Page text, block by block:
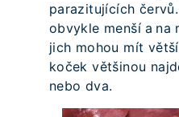
parazitujících
obvykle menší a
jich mohou mít
koček většinou
nebo dva.